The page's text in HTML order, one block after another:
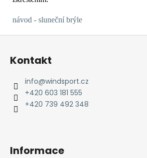
návod - sluneční brýle
Z
Kontakt
info@windsport.cz
+420 603 181 555
+420 739 492 348
Informace